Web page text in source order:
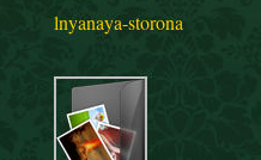
lnyanaya-storona